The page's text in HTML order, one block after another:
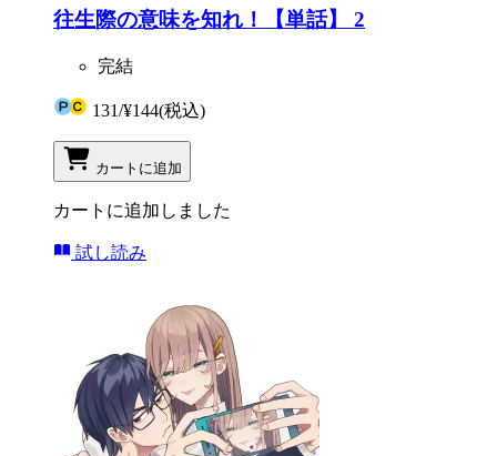
往生際の意味を知れ！【単話】 2
完結
131/¥144(税込)
カートに追加
カートに追加しました
試し読み